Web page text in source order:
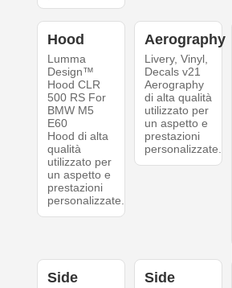
Hood
Lumma
Design™
Hood CLR
500 RS For
BMW M5
E60
Hood di alta
qualità
utilizzato per
un aspetto e
prestazioni
personalizzate.
Aerography
Livery, Vinyl,
Decals v21
Aerography
di alta qualità
utilizzato per
un aspetto e
prestazioni
personalizzate.
Side
Side